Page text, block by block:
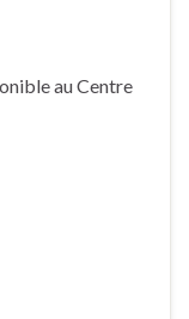
au Centre